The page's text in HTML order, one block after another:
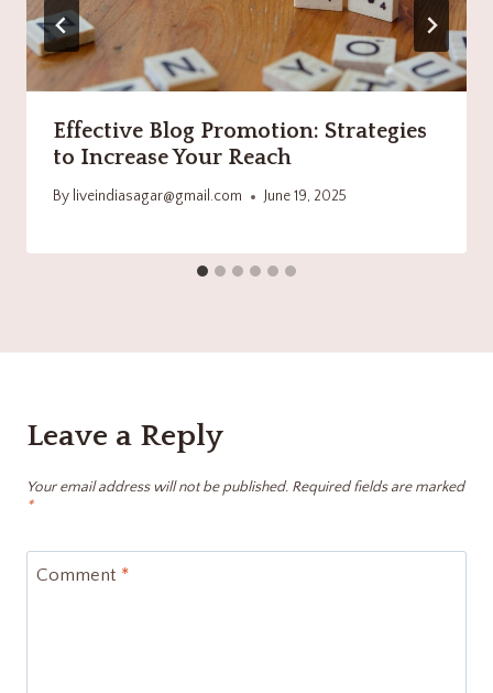
Effective Blog Promotion: Strategies
to Increase Your Reach
By liveindiasagar@gmail.com June 19, 2025
Leave a Reply
Your email address will not be published. Required fields are marked
*
Comment *